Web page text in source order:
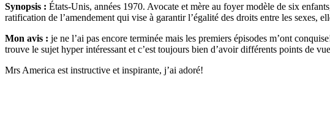
Synopsis : États-Unis, années 1970. Avocate et mère au foyer modèle de six
ratification de l’amendement qui vise à garantir l’égalité des droits entre les
Mon avis : je ne l’ai pas encore terminée mais les premiers épisodes m’ont
trouve le sujet hyper intéressant et c’est toujours bien d’avoir différents points de
Mrs America est instructive et inspirante, j’ai adoré!